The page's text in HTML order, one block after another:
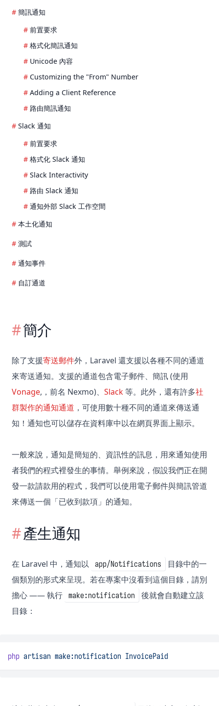
簡訊通知
前置要求
格式化簡訊通知
Unicode 內容
Customizing the "From" Number
Adding a Client Reference
路由簡訊通知
Slack 通知
前置要求
格式化 Slack 通知
Slack Interactivity
路由 Slack 通知
通知外部 Slack 工作空間
本土化通知
測試
通知事件
自訂通道
簡介
除了支援寄送郵件外，Laravel 還支援以各種不同的通道
來寄送通知。支援的通道包含電子郵件、簡訊 (使用
Vonage,，前名 Nexmo)、 Slack等。此外，還有許多社
群製作的通知通道 ，可使用數十種不同的通道來傳送通
知！通知也可以儲存在資料庫中以在網頁界面上顯示。
一般來說，通知是簡短的、資訊性的訊息，用來通知使用
者我們的程式裡發生的事情。舉例來說，假設我們正在開
發一款請款用的程式，我們可以使用電子郵件與簡訊管道
來傳送一個「已收到款項」的通知。
產生通知
在 Laravel 中，通知以 app/Notifications
目錄中的一
個類別的形式來呈現。若在專案中沒看到這個目錄，請別
擔心 —— 執行 make:notification
後就會自動建立該
目錄：
php artisan make:notification InvoicePaid